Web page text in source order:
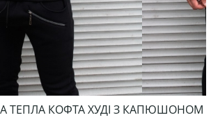
ТЕПЛА КОФТА ХУДІ З КАПЮШОНОМ